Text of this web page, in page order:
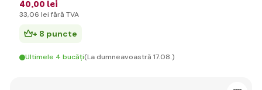
40,00 lei
33,06 lei fără TVA
+ 8 puncte
Ultimele 4 bucăți(La dumneavoastră 17.08.)